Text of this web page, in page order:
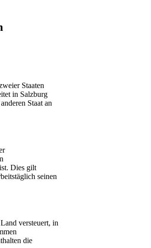
Staaten
in Salzburg
Staat an
Dies gilt
seinen
versteuert, in
die